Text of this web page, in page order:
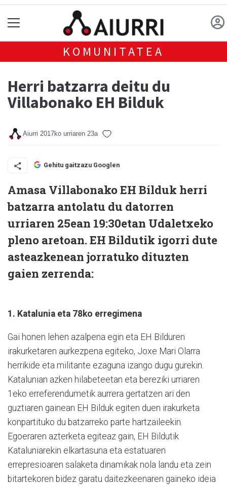
KOMUNITATEA
Herri batzarra deitu du
Villabonako EH Bilduk
Aiurri 2017ko urriaren 23a
Gehitu gaitzazu Googlen
Amasa Villabonako EH Bilduk herri
batzarra antolatu du datorren
urriaren 25ean 19:30etan Udaletxeko
pleno aretoan. EH Bildutik igorri dute
asteazkenean jorratuko dituzten
gaien zerrenda:
1. Katalunia eta 78ko erregimena
Gai honen lehen azalpena egin eta EH Bilduren
irakurketaren aurkezpena egiteko, Joxe Mari Olarra
herrikide eta militante ezaguna izango dugu gurekin.
Katalunian azken hilabeteetan eta bereziki urriaren
1eko erreferendumetik aurrera gertatzen ari den
guztiaren gainean EH Bilduk egiten duen irakurketa
konpartituko du batzarreko parte hartzaileekin.
Egoeraren azterketa egiteaz gain, EH Bildutik
Kataluniarekin elkartasuna eta estatuaren
errepresioaren salaketa dinamikak nola landu eta zein
bitartekoren bidez garatu daitezkeenaren gaineko ideia